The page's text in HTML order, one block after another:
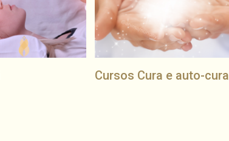
Cursos Cura e auto-cura